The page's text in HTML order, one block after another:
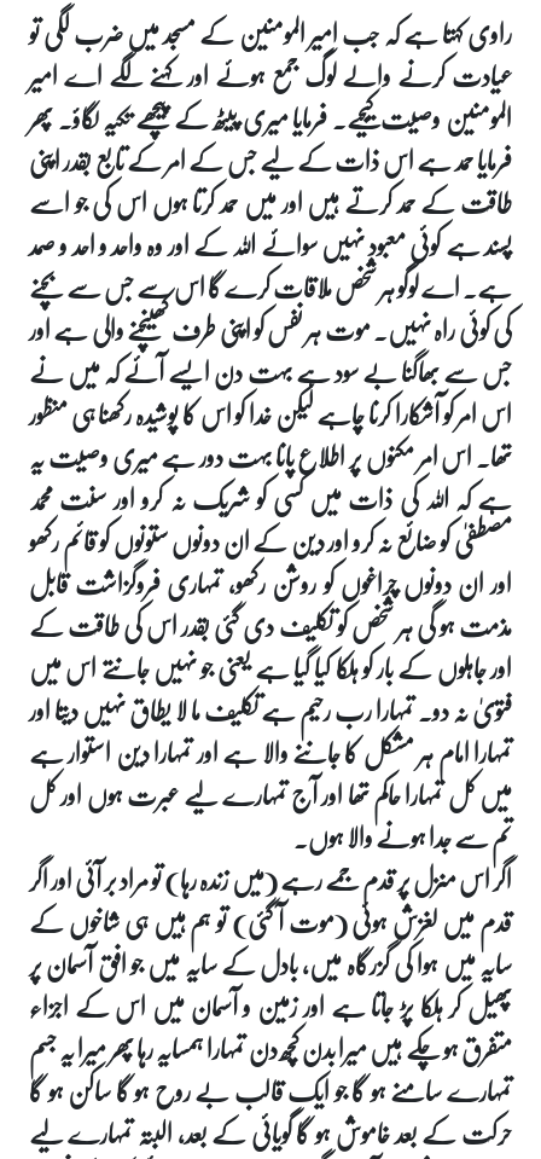
راوی کہتا ہے کہ جب امیر المومنین کے مسجد میں ضرب لگی تو
عیادت کرنے والے لوگ جمع ہوئے اور کہنے لگے اے امیر
المومنین وصیت کیجیے۔ فرمایا میری پیٹھ کے پیچھے تکیہ لگاؤ۔ پھر
فرمایا حمد ہے اس ذات کے لیے جس کے امر کے تابع بقدر اپنی
طاقت کے حمد کرتے ہیں اور میں حمد کرتا ہوں اس کی جو اسے
پسند ہے کوئی معبود نہیں سوائے اللہ کے اور وہ واحد و احد و صمد
ہے۔ اے لوگو ہر شخص ملاقات کرے گا اس سے جس سے بچنے
کی کوئی راہ نہیں۔ موت ہر نفس کو اپنی طرف کھینچنے والی ہے اور
جس سے بھاگنا بے سود ہے بہت دن ایسے آئے کہ میں نے
اس امر کو آشکارا کرنا چاہے لیکن خدا کو اس کا پوشیدہ رکھنا ہی منظور
تھا۔ اس امر مکنوں پر اطلاع پانا بہت دور ہے میری وصیت یہ
ہے کہ اللہ کی ذات میں کسی کو شریک نہ کرو اور سنت محمد
مصطفیٰ کو ضائع نہ کرو اور دین کے ان دونوں ستونوں کو قائم رکھو
اور ان دونوں چراغوں کو روشن رکھو، تمہاری فروگزاشت قابل
مذمت ہو گی ہر شخص کو تکلیف دی گئی بقدر اس کی طاقت کے
اور جاہلوں کے بار کو ہلکا کیا گیا ہے یعنی جو نہیں جانتے اس میں
فتویٰ نہ دو۔ تمہارا رب رحیم ہے تکلیف ما لا یطاق نہیں دیتا اور
تمہارا امام ہر مشکل کا جاننے والا ہے اور تمہارا دین استوار ہے
میں کل تمہارا حاکم تھا اور آج تمہارے لیے عبرت ہوں اور کل
تم سے جدا ہونے والا ہوں۔
اگر اس منزل پر قدم جمے رہے (میں زندہ رہا) تو مراد بر آئی اور اگر
قدم میں لغزش ہوئی (موت آ گئی) تو ہم ہیں ہی شاخوں کے
سایہ میں ہوا کی گزرگاہ میں، بادل کے سایہ میں جو افق آسمان پر
پھیل کر ہلکا پڑ جاتا ہے اور زمین و آسمان میں اس کے اجزاء
متفرق ہو چکے ہیں میرا بدن کچھ دن تمہارا ہمسایہ رہا پھر میرا یہ جسم
تمہارے سامنے ہو گا جو ایک قالب بے روح ہو گا ساکن ہو گا
حرکت کے بعد خاموش ہو گا گویائی کے بعد، البتہ تمہارے لیے